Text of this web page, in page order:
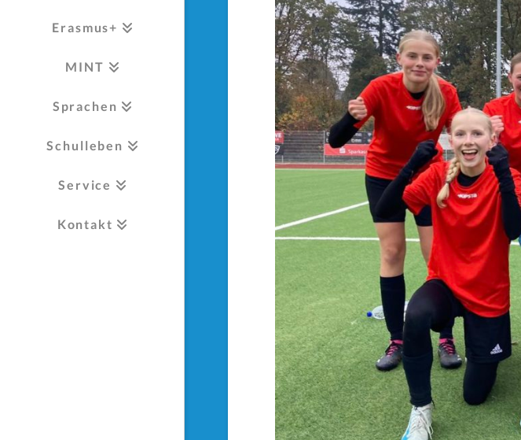
Erasmus+
MINT
Sprachen
Schulleben
Service
Kontakt